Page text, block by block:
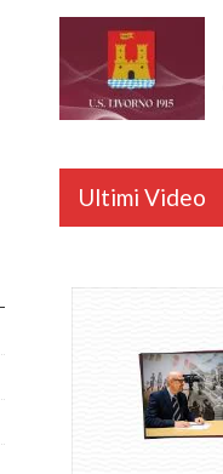
Ultimi Video
...